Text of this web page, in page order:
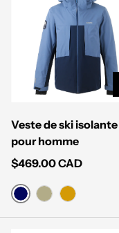
Veste de ski isolante
pour homme
$469.00 CAD
DARK NAVY